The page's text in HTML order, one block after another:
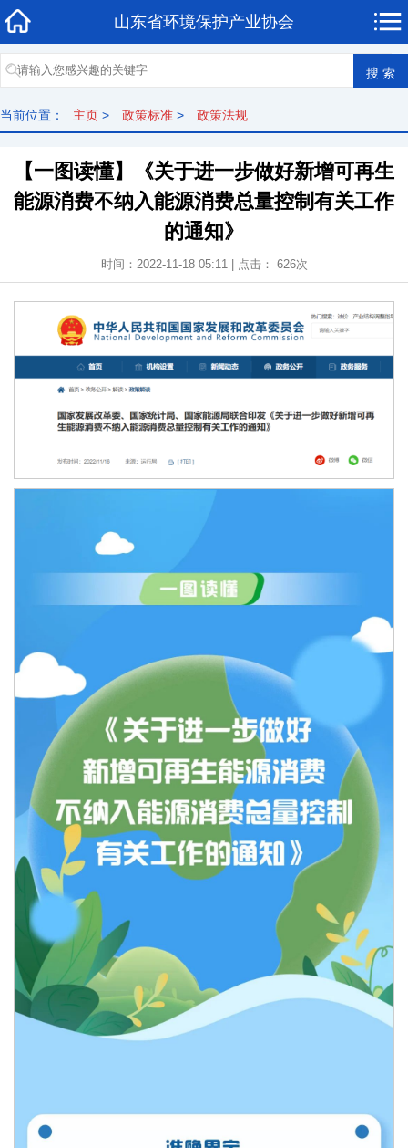
山东省环境保护产业协会
当前位置： 主页 > 政策标准 > 政策法规
【一图读懂】《关于进一步做好新增可再生
能源消费不纳入能源消费总量控制有关工作
的通知》
时间：2022-11-18 05:11 | 点击： 626次